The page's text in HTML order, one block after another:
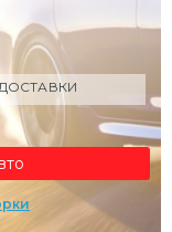
ДОСТАВКИ